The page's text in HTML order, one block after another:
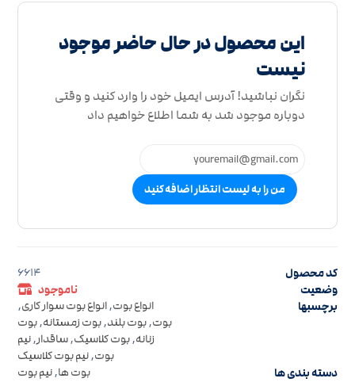
این محصول در حال حاضر موجود
نیست
نگران نباشید! آدرس ایمیل خود را وارد کنید و وقتی
دوباره موجود شد به شما اطلاع خواهیم داد
من را به لیست انتظار اضافه کنید
کد محصول 6614
وضعیت
ناموجود
برچسبها
انواع بوت,انواع بوت سوار کاری,
بوت,بوت بلند,بوت زمستانه,بوت
زنانه,بوت کلاسیک,ساقدار,نیم
بوت,نیم بوت کلاسیک
دسته بندی ها بوت ها,نیم بوت